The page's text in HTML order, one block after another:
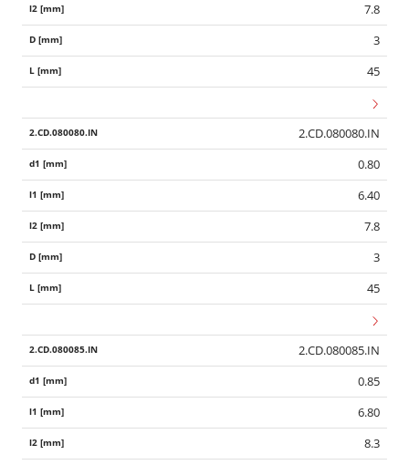
7.8
3
45
2.CD.080080.IN
0.80
6.40
7.8
3
45
2.CD.080085.IN
0.85
6.80
8.3